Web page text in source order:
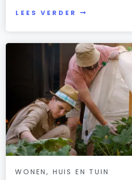
LEES VERDER
WONEN, HUIS EN TUIN